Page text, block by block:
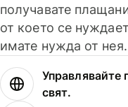
получавате
от което се
имате нужда от нея.
Управлявайте
свят.